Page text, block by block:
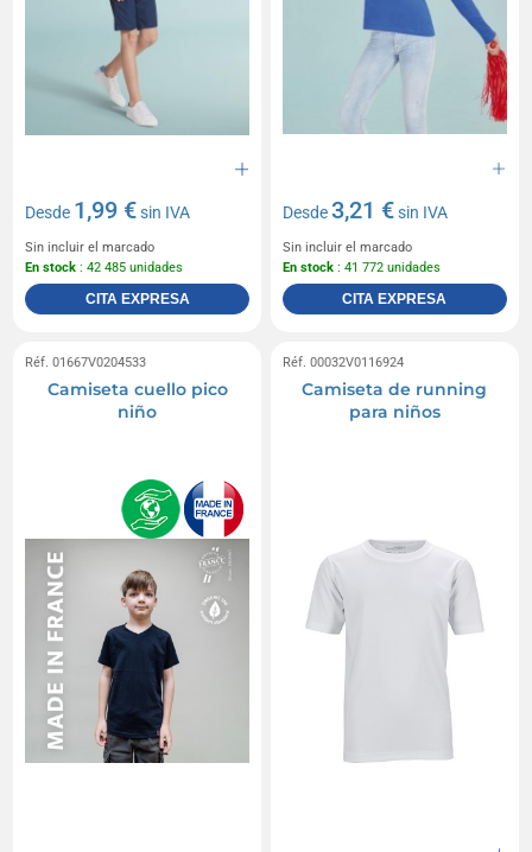
Desde 1,99 €sin IVA
Sin incluir el marcado
En stock : 42 485 unidades
CITA EXPRESA
Desde3,21 €sin IVA
Sin incluir el marcado
En stock : 41 772 unidades
CITA EXPRESA
Réf. 01667V0204533
Camiseta cuello pico
niño
Réf. 00032V0116924
Camiseta de running
para niños